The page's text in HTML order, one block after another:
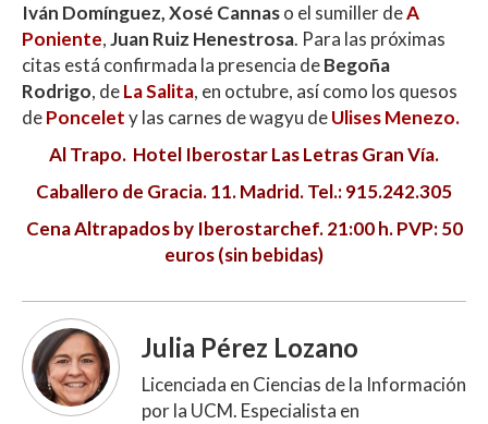
Iván Domínguez, Xosé Cannaso el sumiller deA
Poniente,Juan Ruiz Henestrosa. Para las próximas
citas está confirmada la presencia deBegoña
Rodrigo, deLa Salita, en octubre, así como los quesos
dePoncelety las carnes de wagyu deUlises Menezo.
Al Trapo. Hotel Iberostar Las Letras Gran Vía.
Caballero de Gracia. 11. Madrid. Tel.: 915.242.305
Cena Altrapados by Iberostarchef. 21:00 h. PVP: 50
euros (sin bebidas)
Julia Pérez Lozano
Licenciada en Ciencias de la Información
por la UCM. Especialista en